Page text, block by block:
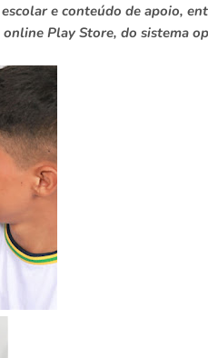
e conteúdo de apoio,
Play Store, do sistema